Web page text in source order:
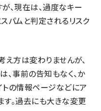
、現在は、過度なキー
パムと判定されるリスク
方は変わりませんが、
、事前の告知もなく、か
トの情報ページなどにア
。過去にも大きな変更